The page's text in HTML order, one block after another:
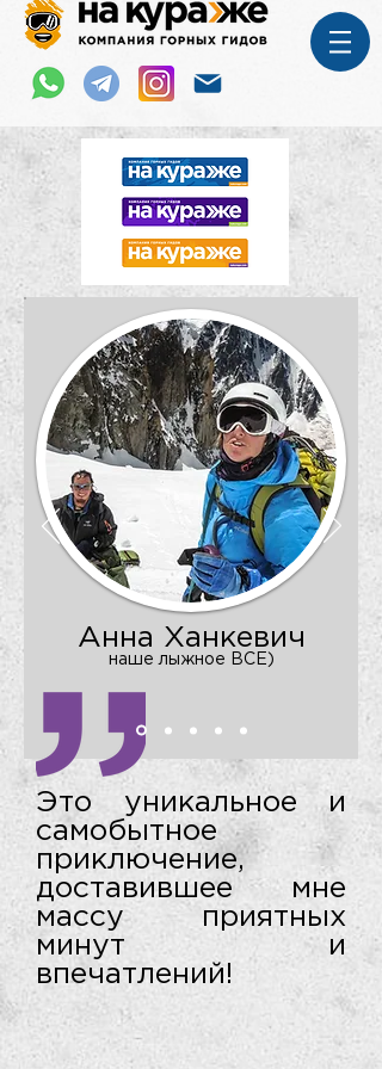
Анна Ханкевич
наше лыжное ВСЕ)
Это уникальное и
самобытное
приключение,
доставившее мне
массу приятных
минут и
впечатлений!